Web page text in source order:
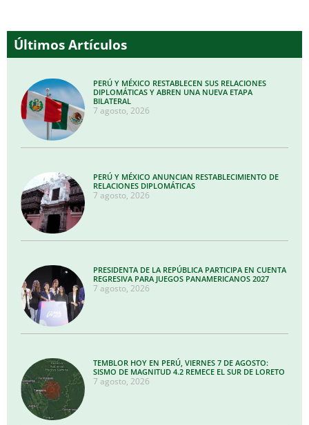
Últimos Artículos
PERÚ Y MÉXICO RESTABLECEN SUS RELACIONES
DIPLOMÁTICAS Y ABREN UNA NUEVA ETAPA
BILATERAL
7 agosto, 2026
PERÚ Y MÉXICO ANUNCIAN RESTABLECIMIENTO DE
RELACIONES DIPLOMÁTICAS
7 agosto, 2026
PRESIDENTA DE LA REPÚBLICA PARTICIPA EN CUENTA
REGRESIVA PARA JUEGOS PANAMERICANOS 2027
7 agosto, 2026
TEMBLOR HOY EN PERÚ, VIERNES 7 DE AGOSTO:
SISMO DE MAGNITUD 4.2 REMECE EL SUR DE LORETO
7 agosto, 2026